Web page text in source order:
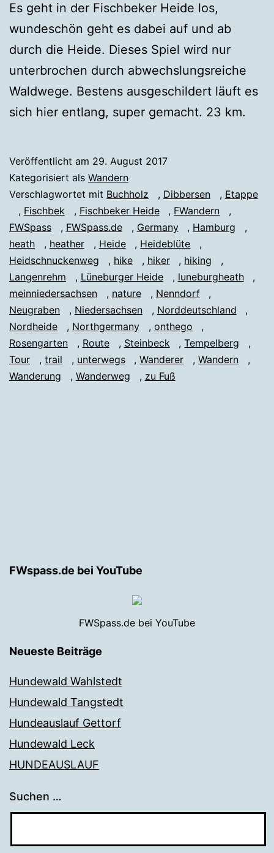
Es geht in der Fischbeker Heide los,
wundeschön geht es dabei auf und ab
durch die Heide. Dieses Spiel wird nur
unterbrochen durch abwechslungsreiche
Waldwege. Bestens ausgeschildert läuft es
sich hier entlang, super gemacht. 23 km.
Veröffentlicht am 29. August 2017
Kategorisiert als Wandern
Verschlagwortet mit Buchholz , Dibbersen , Etappe
, Fischbek , Fischbeker Heide , FWandern
,
FWSpass
, FWSpass.de , Germany , Hamburg
,
heath
, heather , Heide , Heideblüte
,
Heidschnuckenweg
, hike , hiker , hiking
,
Langenrehm
, Lüneburger Heide , luneburgheath
,
meinniedersachsen
, nature , Nenndorf
,
Neugraben
, Niedersachsen , Norddeutschland
,
Nordheide
, Northgermany , onthego
,
Rosengarten
, Route , Steinbeck ,Tempelberg
,
Tour
, trail , unterwegs ,Wanderer ,Wandern
,
Wanderung
, Wanderweg , zu Fuß
FWspass.de bei YouTube
FWSpass.de bei YouTube
Neueste Beiträge
Hundewald Wahlstedt
Hundewald Tangstedt
Hundeauslauf Gettorf
Hundewald Leck
HUNDEAUSLAUF
Suchen …